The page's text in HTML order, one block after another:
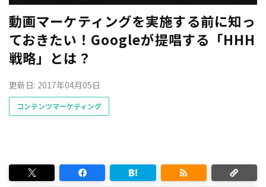
動画マーケティングを実施する前に知っ
ておきたい！Googleが提唱する「HHH
戦略」とは？
更新日: 2017年04月05日
コンテンツマーケティング